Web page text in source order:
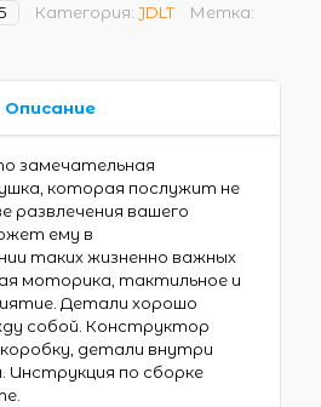
Категория: JDLT Метка:
Описание
замечательная
которая послужит не
развлечения вашего
ему в
таких жизненно важных
моторика, тактильное и
Детали хорошо
собой. Конструктор
детали внутри
Инструкция по сборке